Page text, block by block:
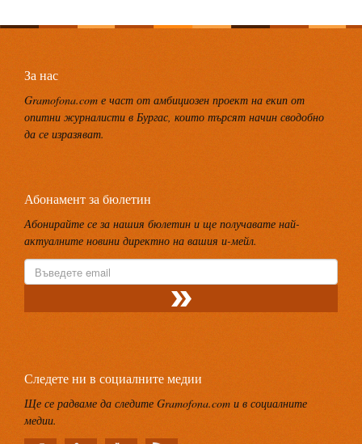
За нас
Gramofona.com е част от амбициозен проект на екип от
опитни журналисти в Бургас, които търсят начин сводобно
да се изразяват.
Абонамент за бюлетин
Абонирайте се за нашия бюлетин и ще получавате най-
актуалните новини директно на вашия и-мейл.
Следете ни в социалните медии
Ще се радваме да следите Gramofona.com и в социалните
медии.